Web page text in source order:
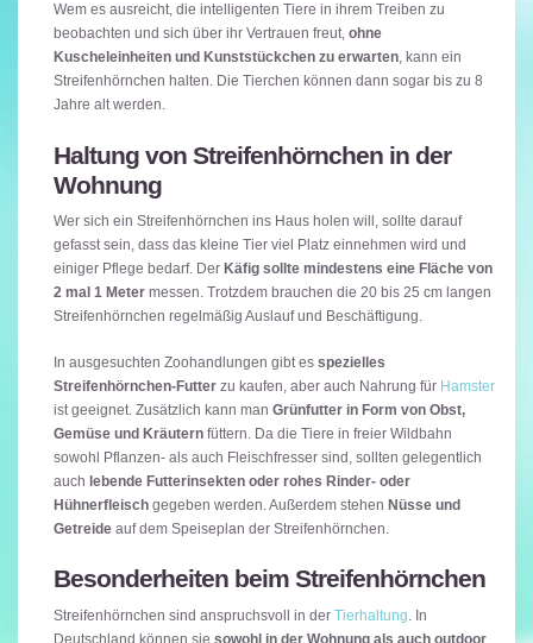
Wem es ausreicht, die intelligenten Tiere in ihrem Treiben zu
beobachten und sich über ihr Vertrauen freut, ohne
Kuscheleinheiten und Kunststückchen zu erwarten, kann ein
Streifenhörnchen halten. Die Tierchen können dann sogar bis zu 8
Jahre alt werden.
Haltung von Streifenhörnchen in der
Wohnung
Wer sich ein Streifenhörnchen ins Haus holen will, sollte darauf
gefasst sein, dass das kleine Tier viel Platz einnehmen wird und
einiger Pflege bedarf. Der Käfig sollte mindestens eine Fläche von
2 mal 1 Meter messen. Trotzdem brauchen die 20 bis 25 cm langen
Streifenhörnchen regelmäßig Auslauf und Beschäftigung.
In ausgesuchten Zoohandlungen gibt es spezielles
Streifenhörnchen-Futter zu kaufen, aber auch Nahrung für Hamster
ist geeignet. Zusätzlich kann man Grünfutter in Form von Obst,
Gemüse und Kräutern füttern. Da die Tiere in freier Wildbahn
sowohl Pflanzen- als auch Fleischfresser sind, sollten gelegentlich
auch lebende Futterinsekten oder rohes Rinder- oder
Hühnerfleisch gegeben werden. Außerdem stehen Nüsse und
Getreide auf dem Speiseplan der Streifenhörnchen.
Besonderheiten beim Streifenhörnchen
Streifenhörnchen sind anspruchsvoll in der Tierhaltung . In
Deutschland können sie sowohl in der Wohnung als auch outdoor